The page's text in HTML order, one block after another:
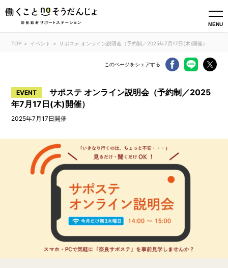
MENU
TOP イベント サポステ オンライン説明会（予約制／2025年7月17日(木)開催）
このページをシェアする
EVENT
サポステ オンライン説明会（予約制／2025
年7月17日(木)開催）
2025年7月17日開催